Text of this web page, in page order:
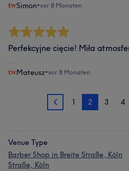
Simon•vor 8 Monaten
Perfekcyjne cięcie! Miła
Mateusz•vor 8 Monaten
1 1 2 3 4
Venue Type
Barber Shop in Breite Straße, Köln
Straße, Köln